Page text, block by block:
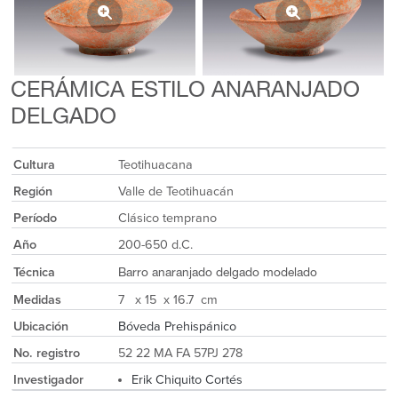
CERÁMICA ESTILO ANARANJADO
DELGADO
Cultura
Teotihuacana
Región
Valle de Teotihuacán
Período
Clásico temprano
Año
200-650 d.C.
Técnica
Barro anaranjado delgado modelado
Medidas
7 x 15 x 16.7 cm
Ubicación
Bóveda Prehispánico
No. registro
52 22 MA FA 57PJ 278
Investigador
Erik Chiquito Cortés